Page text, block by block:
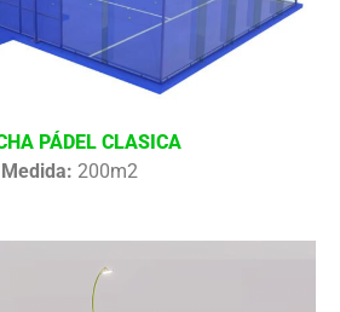
PÁDEL CLASICA
Medida: 200m2